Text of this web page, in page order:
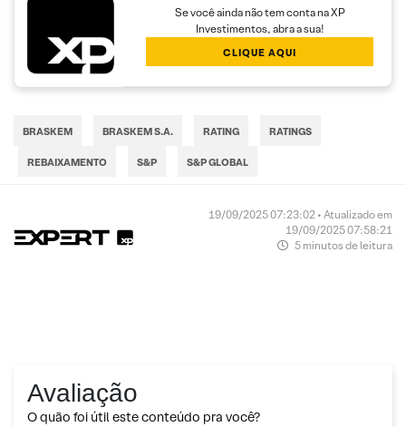
Se você ainda não tem conta na XP
Investimentos, abra a sua!
CLIQUE AQUI
BRASKEM BRASKEM S.A. RATING RATINGS
REBAIXAMENTO S&P S&P GLOBAL
19/09/2025 07:23:02 • Atualizado em
19/09/2025 07:58:21
5 minutos de leitura
Avaliação
O quão foi útil este conteúdo pra você?